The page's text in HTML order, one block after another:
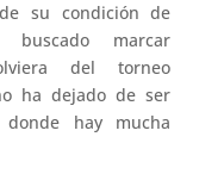
su condición de
marcar
del torneo
ha dejado de ser
hay mucha